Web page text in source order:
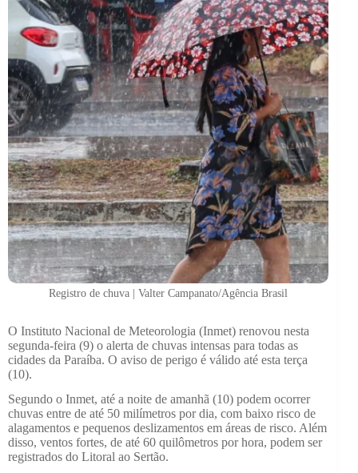
Registro de chuva | Valter Campanato/Agência Brasil
O Instituto Nacional de Meteorologia (Inmet) renovou nesta
segunda-feira (9) o alerta de chuvas intensas para todas as
cidades da Paraíba. O aviso de perigo é válido até esta terça
(10).
Segundo o Inmet, até a noite de amanhã (10) podem ocorrer
chuvas entre de até 50 milímetros por dia, com baixo risco de
alagamentos e pequenos deslizamentos em áreas de risco. Além
disso, ventos fortes, de até 60 quilômetros por hora, podem ser
registrados do Litoral ao Sertão.